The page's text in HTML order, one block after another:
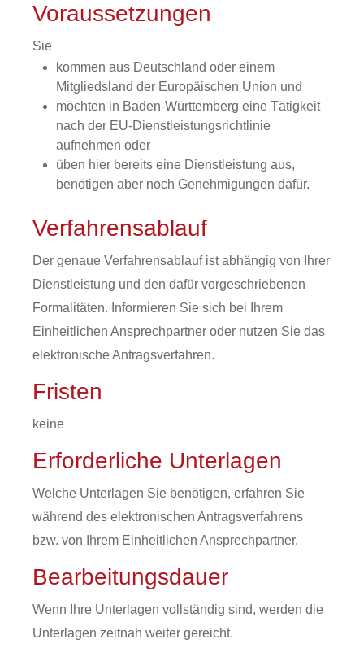
Voraussetzungen
Sie
kommen aus Deutschland oder einem
Mitgliedsland der Europäischen Union und
möchten in Baden-Württemberg eine Tätigkeit
nach der EU-Dienstleistungsrichtlinie
aufnehmen oder
üben hier bereits eine Dienstleistung aus,
benötigen aber noch Genehmigungen dafür.
Verfahrensablauf
Der genaue Verfahrensablauf ist abhängig von Ihrer
Dienstleistung und den dafür vorgeschriebenen
Formalitäten. Informieren Sie sich bei Ihrem
Einheitlichen Ansprechpartner oder nutzen Sie das
elektronische Antragsverfahren.
Fristen
keine
Erforderliche Unterlagen
Welche Unterlagen Sie benötigen, erfahren Sie
während des elektronischen Antragsverfahrens
bzw. von Ihrem Einheitlichen Ansprechpartner.
Bearbeitungsdauer
Wenn Ihre Unterlagen vollständig sind, werden die
Unterlagen zeitnah weiter gereicht.